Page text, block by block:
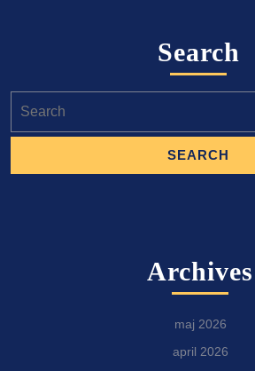
Search
for:
Archives
maj 2026
april 2026